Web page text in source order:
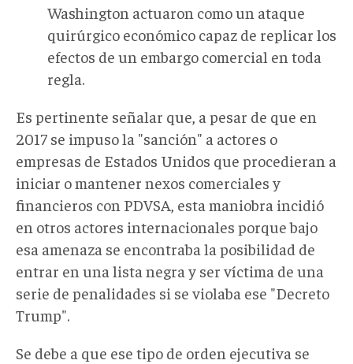
Washington actuaron como un ataque
quirúrgico económico capaz de replicar los
efectos de un embargo comercial en toda
regla.
Es pertinente señalar que, a pesar de que en
2017 se impuso la "sanción" a actores o
empresas de Estados Unidos que procedieran a
iniciar o mantener nexos comerciales y
financieros con PDVSA, esta maniobra incidió
en otros actores internacionales porque bajo
esa amenaza se encontraba la posibilidad de
entrar en una lista negra y ser víctima de una
serie de penalidades si se violaba ese "Decreto
Trump".
Se debe a que ese tipo de orden ejecutiva se